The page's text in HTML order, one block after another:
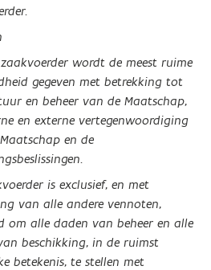
wordt de meest ruime
gegeven met betrekking tot
en beheer van de Maatschap,
en externe vertegenwoordiging
en de
is exclusief, en met
van alle andere vennoten,
om alle daden van beheer en alle
beschikking, in de ruimst
betekenis, te stellen met